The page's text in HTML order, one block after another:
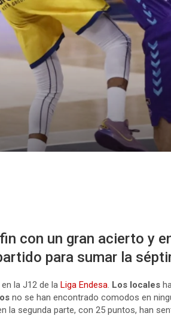
con un gran acierto y
para sumar la
la J12 de la Liga Endesa. Los locales
no se han encontrado comodos en
la segunda parte, con 25 puntos, han